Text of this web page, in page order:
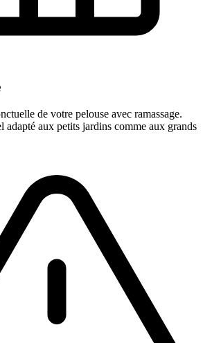
de votre pelouse avec ramassage.
adapté aux petits jardins comme aux grands